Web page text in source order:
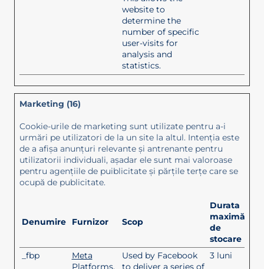
website to
determine the
number of specific
user-visits for
analysis and
statistics.
Marketing (16)
Cookie-urile de marketing sunt utilizate pentru a-i
urmări pe utilizatori de la un site la altul. Intenţia este
de a afişa anunţuri relevante şi antrenante pentru
utilizatorii individuali, aşadar ele sunt mai valoroase
pentru agenţiile de puiblicitate şi părţile terţe care se
ocupă de publicitate.
Denumire Furnizor Scop
Durata
maximă
de
stocare
_fbp
Meta
Platforms,
Used by Facebook
to deliver a series of
3 luni